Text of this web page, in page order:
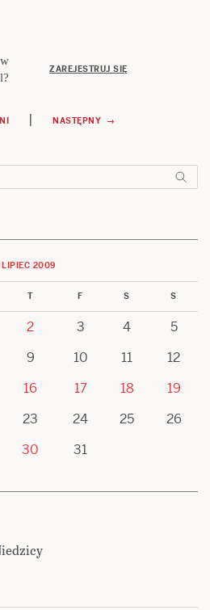
ZAREJESTRUJ SIĘ
| NASTĘPNY →
LIPIEC 2009
T F S S
2 3 4
5
9 10 11
12
16 17 18
19
23 24 25
26
30
31